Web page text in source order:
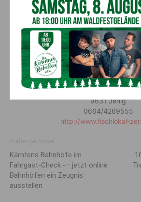
Zerza’s Fischlokal
9631 Jenig
0664/4269555
http://www.fischlokal-
Kärntens Bahnhöfe im
Fahrgast-Check -– jetzt online
Bahnhöfen ein Zeugnis
ausstellen